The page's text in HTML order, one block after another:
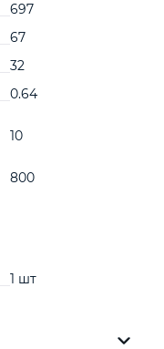
697
67
32
0.64
10
800
1 шт